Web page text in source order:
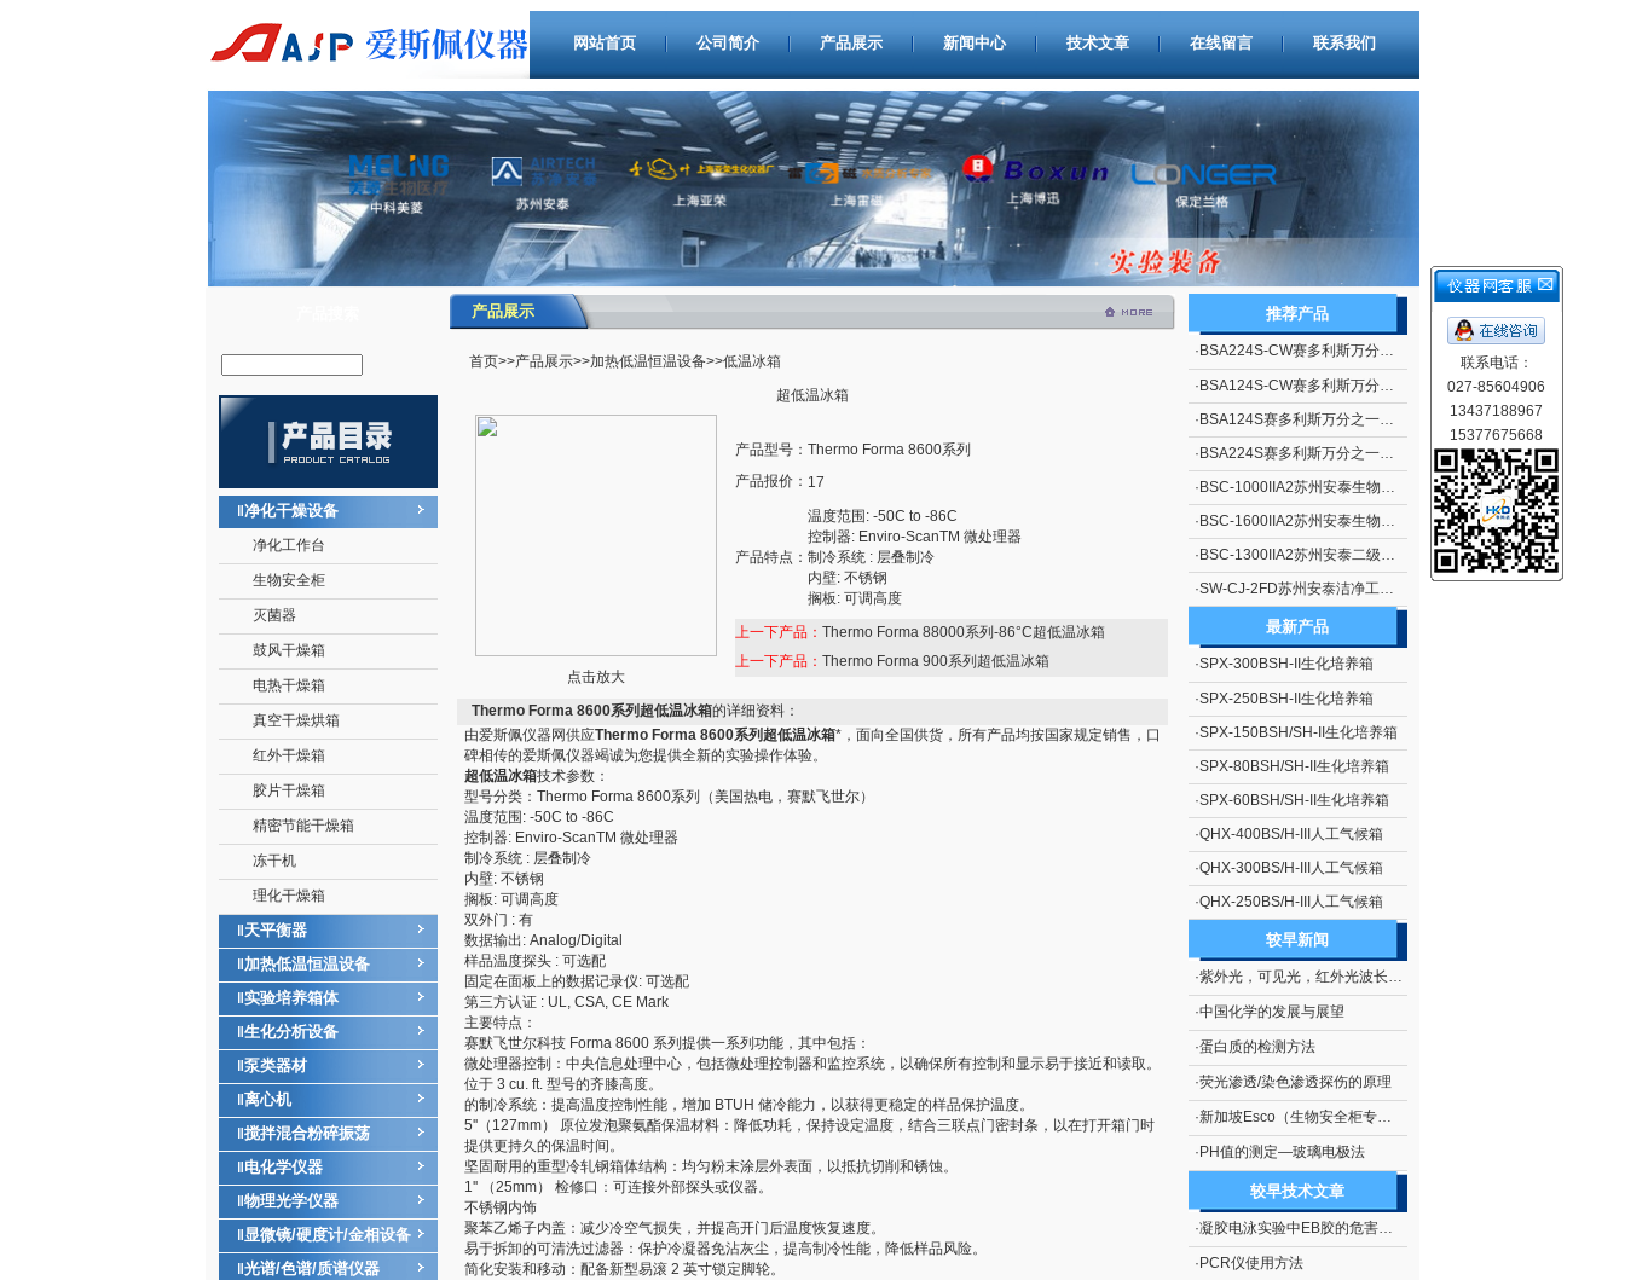
网站首页 公司简介 产品展示 新闻中心 技术文章 在线留言 联系我们
净化干燥设备
净化工作台
生物安全柜
灭菌器
鼓风干燥箱
电热干燥箱
真空干燥烘箱
红外干燥箱
胶片干燥箱
精密节能干燥箱
冻干机
理化干燥箱
天平衡器
加热低温恒温设备
实验培养箱体
生化分析设备
泵类器材
离心机
搅拌混合粉碎振荡
电化学仪器
物理光学仪器
显微镜/硬度计/金相设备
光谱/色谱/质谱仪器
产品展示
首页>>产品展示>>加热低温恒温设备>>低温冰箱
超低温冰箱
点击放大
产品型号： Thermo Forma 8600系列
产品报价： 17
产品特点：
温度范围: -50C to -86C
控制器: Enviro-ScanTM 微处理器
制冷系统 : 层叠制冷
内壁: 不锈钢
搁板: 可调高度
上一下产品： Thermo Forma 88000系列-86°C超低温冰箱
上一下产品： Thermo Forma 900系列超低温冰箱
Thermo Forma 8600系列超低温冰箱的详细资料：
由爱斯佩仪器网供应Thermo Forma 8600系列超低温冰箱*，面向全国供货，所有产品均按国家规定销售，口
碑相传的爱斯佩仪器竭诚为您提供全新的实验操作体验。
超低温冰箱技术参数：
型号分类：Thermo Forma 8600系列（美国热电，赛默飞世尔）
温度范围: -50C to -86C
控制器: Enviro-ScanTM 微处理器
制冷系统 : 层叠制冷
内壁: 不锈钢
搁板: 可调高度
双外门 : 有
数据输出: Analog/Digital
样品温度探头 : 可选配
固定在面板上的数据记录仪: 可选配
第三方认证 : UL, CSA, CE Mark
主要特点：
赛默飞世尔科技 Forma 8600 系列提供一系列功能，其中包括：
微处理器控制：中央信息处理中心，包括微处理控制器和监控系统，以确保所有控制和显示易于接近和读取。
位于 3 cu. ft. 型号的齐膝高度。
的制冷系统：提高温度控制性能，增加 BTUH 储冷能力，以获得更稳定的样品保护温度。
5''（127mm） 原位发泡聚氨酯保温材料：降低功耗，保持设定温度，结合三联点门密封条，以在打开箱门时
提供更持久的保温时间。
坚固耐用的重型冷轧钢箱体结构：均匀粉末涂层外表面，以抵抗切削和锈蚀。
1'' （25mm） 检修口：可连接外部探头或仪器。
不锈钢内饰
聚苯乙烯子内盖：减少冷空气损失，并提高开门后温度恢复速度。
易于拆卸的可清洗过滤器：保护冷凝器免沾灰尘，提高制冷性能，降低样品风险。
简化安装和移动：配备新型易滚 2 英寸锁定脚轮。
推荐产品
· BSA224S-CW赛多利斯万分之一电子天平
· BSA124S-CW赛多利斯万分之一电子天平
· BSA124S赛多利斯万分之一电子天平
· BSA224S赛多利斯万分之一电子天平
· BSC-1000IIA2苏州安泰生物安全柜
· BSC-1600IIA2苏州安泰生物安全柜
· BSC-1300IIA2苏州安泰二级生物安全柜（停产）
·SW-CJ-2FD苏州安泰洁净工作台单人单面、垂直送风 净化工作台 超净工作台
最新产品
·SPX-300BSH-II生化培养箱
·SPX-250BSH-II生化培养箱
·SPX-150BSH/SH-II生化培养箱
·SPX-80BSH/SH-II生化培养箱
·SPX-60BSH/SH-II生化培养箱
·QHX-400BS/H-III人工气候箱
·QHX-300BS/H-III人工气候箱
·QHX-250BS/H-III人工气候箱
较早新闻
·紫外光，可见光，红外光波长范围
·中国化学的发展与展望
·蛋白质的检测方法
·荧光渗透/染色渗透探伤的原理
·新加坡Esco（生物安全柜专业厂商）
· PH值的测定—玻璃电极法
较早技术文章
·凝胶电泳实验中EB胶的危害及处理措施
· PCR仪使用方法
联系电话：
027-85604906
13437188967
15377675668